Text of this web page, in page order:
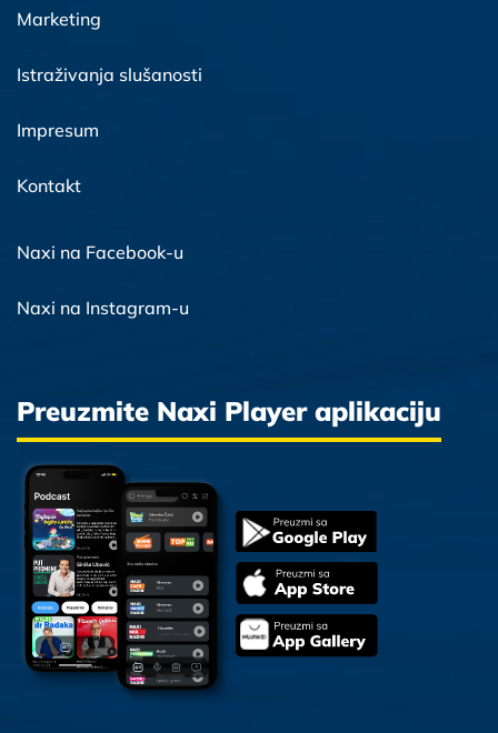
Marketing
Istraživanja slušanosti
Impresum
Kontakt
Naxi na Facebook-u
Naxi na Instagram-u
Preuzmite Naxi Player aplikaciju